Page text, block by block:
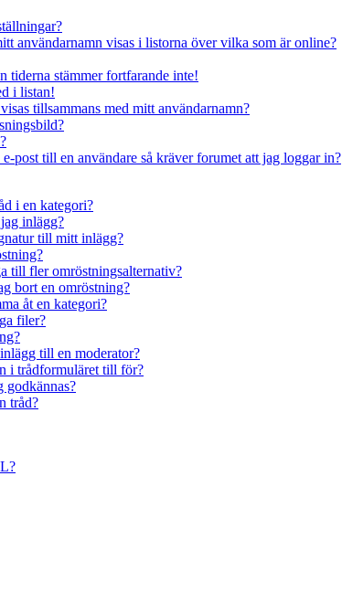
användarnamn visas i listorna över vilka som är online?
tiderna stämmer fortfarande inte!
i listan!
tillsammans med mitt användarnamn?
post till en användare så kräver forumet att jag loggar in?
i en kategori?
inlägg?
till mitt inlägg?
till fler omröstningsalternativ?
bort en omröstning?
åt en kategori?
filer?
till en moderator?
i trådformuläret till för?
godkännas?
tråd?